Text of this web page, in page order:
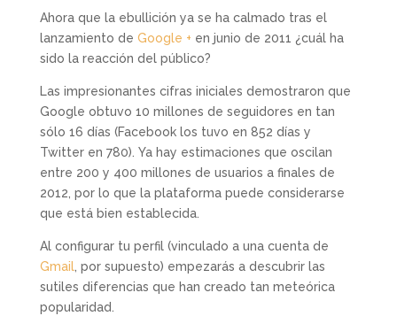
Ahora que la ebullición ya se ha calmado tras el
lanzamiento de Google + en junio de 2011 ¿cuál ha
sido la reacción del público?
Las impresionantes cifras iniciales demostraron que
Google obtuvo 10 millones de seguidores en tan
sólo 16 días (Facebook los tuvo en 852 días y
Twitter en 780). Ya hay estimaciones que oscilan
entre 200 y 400 millones de usuarios a finales de
2012, por lo que la plataforma puede considerarse
que está bien establecida.
Al configurar tu perfil (vinculado a una cuenta de
Gmail, por supuesto) empezarás a descubrir las
sutiles diferencias que han creado tan meteórica
popularidad.